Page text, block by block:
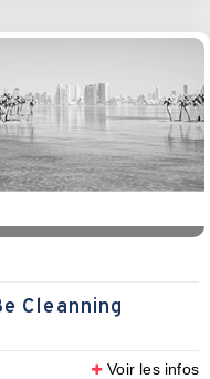
Cleanning
Voir les infos